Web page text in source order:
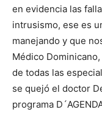
en evidencia las
intrusismo, ese es
manejando y que
Médico
de todas las
se quejó el doctor
programa